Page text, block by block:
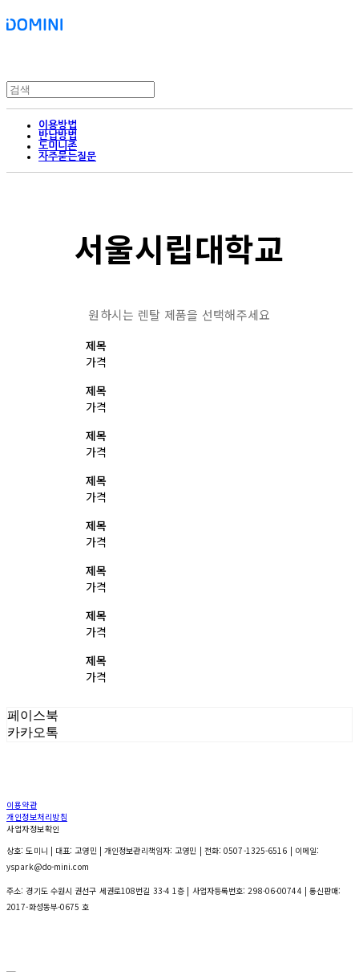
이용방법
반납방법
도미니존
자주묻는질문
서울시립대학교
원하시는 렌탈 제품을 선택해주세요
제목
가격
제목
가격
제목
가격
제목
가격
제목
가격
제목
가격
제목
가격
제목
가격
페이스북
카카오톡
이용약관
개인정보처리방침
사업자정보확인
상호: 도미니 | 대표: 고영민 | 개인정보관리책임자: 고영민 | 전화: 0507-1325-6516 | 이메일:
yspark@do-mini.com
주소: 경기도 수원시 권선구 세권로108번길 33-4 1층 | 사업자등록번호:298-06-00744 | 통신판매:
2017-화성동부-0675 호